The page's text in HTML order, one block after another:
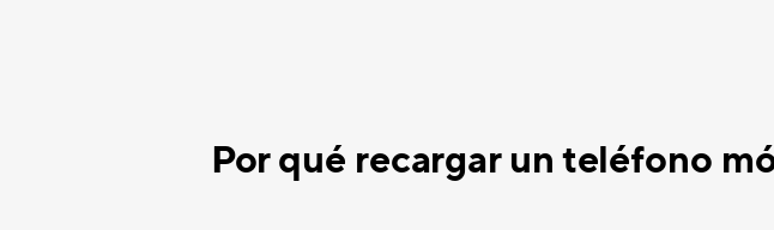
Por qué recargar un teléfono